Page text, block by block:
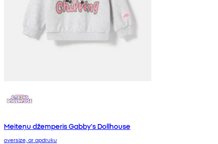
Meiteņu džemperis Gabby's Dollhouse
oversize, ar apdruku